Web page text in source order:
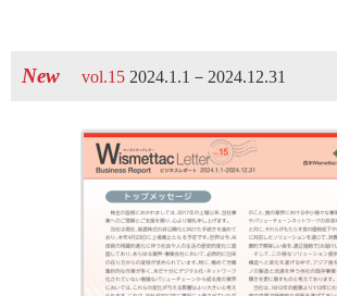
New vol.15 2024.1.1－2024.12.31